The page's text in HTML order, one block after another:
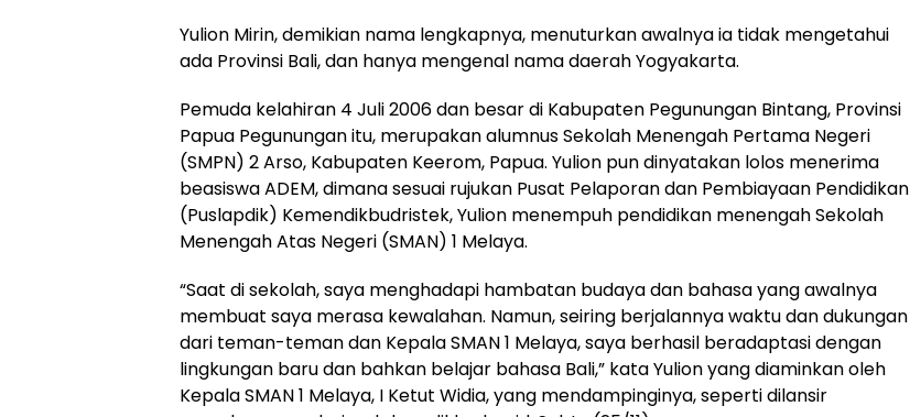
Yulion Mirin, demikian nama lengkapnya, menuturkan awalnya ia tidak mengetahui
ada Provinsi Bali, dan hanya mengenal nama daerah Yogyakarta.
Pemuda kelahiran 4 Juli 2006 dan besar di Kabupaten Pegunungan Bintang, Provinsi
Papua Pegunungan itu, merupakan alumnus Sekolah Menengah Pertama Negeri
(SMPN) 2 Arso, Kabupaten Keerom, Papua. Yulion pun dinyatakan lolos menerima
beasiswa ADEM, dimana sesuai rujukan Pusat Pelaporan dan Pembiayaan Pendidikan
(Puslapdik) Kemendikbudristek, Yulion menempuh pendidikan menengah Sekolah
Menengah Atas Negeri (SMAN) 1 Melaya.
“Saat di sekolah, saya menghadapi hambatan budaya dan bahasa yang awalnya
membuat saya merasa kewalahan. Namun, seiring berjalannya waktu dan dukungan
dari teman-teman dan Kepala SMAN 1 Melaya, saya berhasil beradaptasi dengan
lingkungan baru dan bahkan belajar bahasa Bali,” kata Yulion yang diaminkan oleh
Kepala SMAN 1 Melaya, I Ketut Widia, yang mendampinginya, seperti dilansir